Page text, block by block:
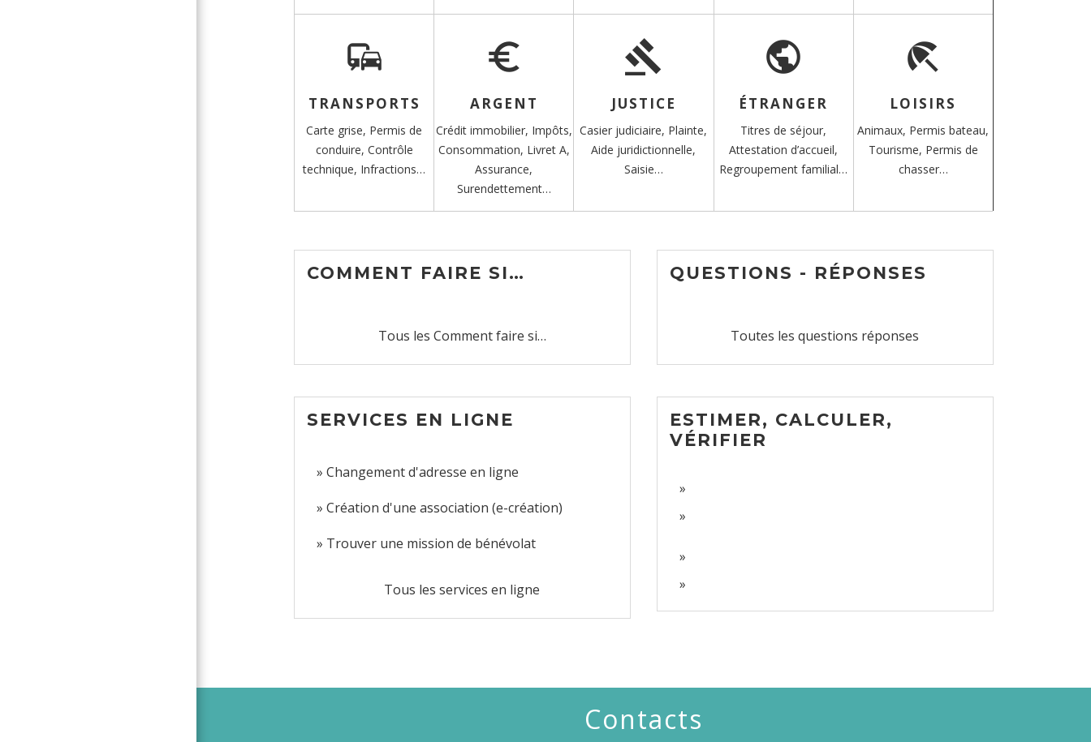
commute
TRANSPORTS
Carte grise, Permis de
conduire, Contrôle
technique, Infractions…
euro_symbol
ARGENT
Crédit immobilier, Impôts,
Consommation, Livret A,
Assurance,
Surendettement…
gavel
JUSTICE
Casier judiciaire, Plainte,
Aide juridictionnelle,
Saisie…
public
ÉTRANGER
Titres de séjour,
Attestation d’accueil,
Regroupement familial…
beach_access
LOISIRS
Animaux, Permis bateau,
Tourisme, Permis de
chasser…
COMMENT FAIRE SI…
Tous les Comment faire si…
QUESTIONS - RÉPONSES
Toutes les questions réponses
SERVICES EN LIGNE
Changement d'adresse en ligne
Création d'une association (e-création)
Trouver une mission de bénévolat
Tous les services en ligne
ESTIMER, CALCULER,
VÉRIFIER
Contacts